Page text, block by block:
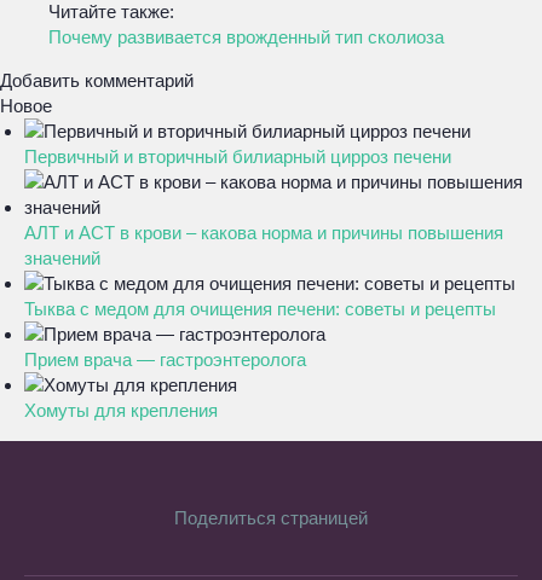
Читайте также:
Почему развивается врожденный тип сколиоза
Добавить комментарий
Новое
Первичный и вторичный билиарный цирроз печени
АЛТ и АСТ в крови – какова норма и причины повышения
значений
Тыква с медом для очищения печени: советы и рецепты
Прием врача — гастроэнтеролога
Хомуты для крепления
Поделиться страницей